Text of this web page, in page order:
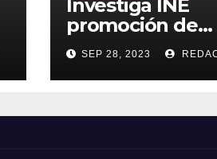
Investiga INE
promoción de
Sheinbaum en
Times Square
Nueva York
SEP 28, 2023